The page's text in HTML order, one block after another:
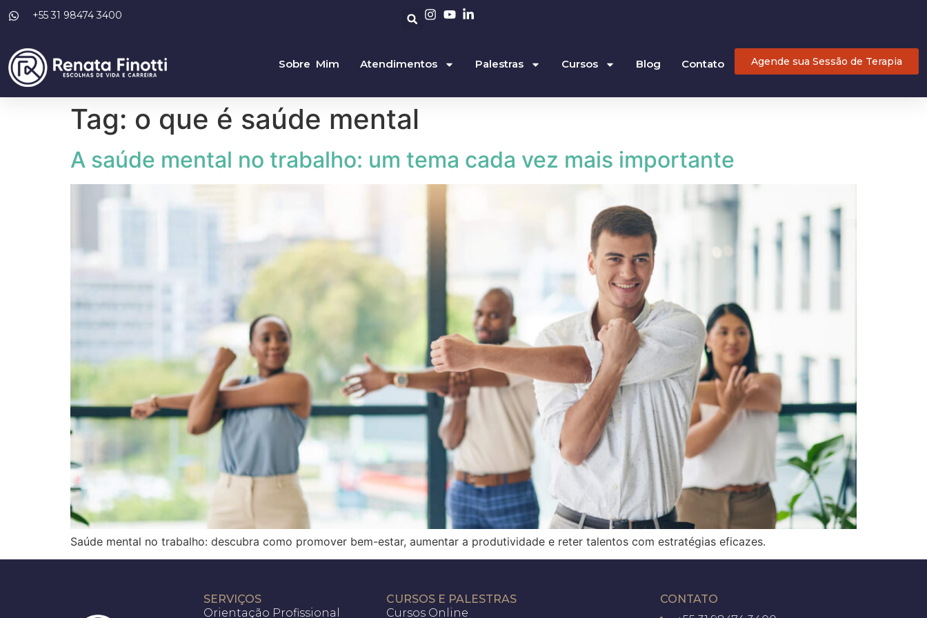
+55 31 98474 3400
Sobre Mim Atendimentos Palestras Cursos Blog Contato Agende sua Sessão de Terapia
Tag: o que é saúde mental
A saúde mental no trabalho: um tema cada vez mais importante
Saúde mental no trabalho: descubra como promover bem-estar, aumentar a produtividade e reter talentos com estratégias eficazes.
SERVIÇOS
Orientação Profissional
CURSOS E PALESTRAS
Cursos Online
CONTATO